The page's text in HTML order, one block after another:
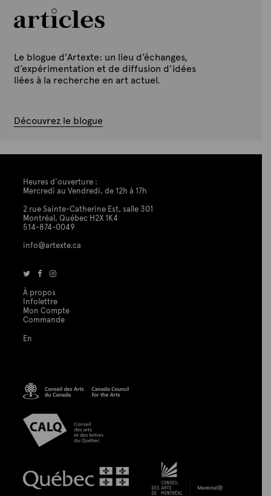
Le blogue d’Artexte: un lieu d’échanges,
d’expérimentation et de diffusion d’idées
liées à la recherche en art actuel.
Découvrez le blogue
Heures d'ouverture :
Mercredi au Vendredi, de 12h à 17h
2 rue Sainte-Catherine Est, salle 301
Montréal, Québec H2X 1K4
514-874-0049
info@artexte.ca
À propos
Infolettre
Mon Compte
Commande
En